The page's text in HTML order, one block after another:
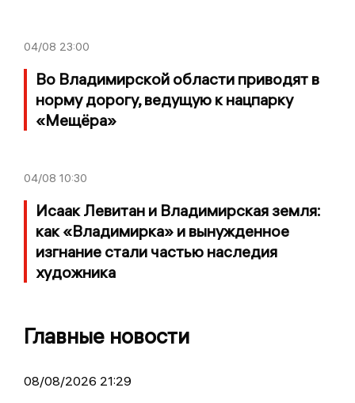
04/08 23:00
Во Владимирской области приводят в
норму дорогу, ведущую к нацпарку
«Мещёра»
04/08 10:30
Исаак Левитан и Владимирская земля:
как «Владимирка» и вынужденное
изгнание стали частью наследия
художника
Главные новости
08/08/2026 21:29